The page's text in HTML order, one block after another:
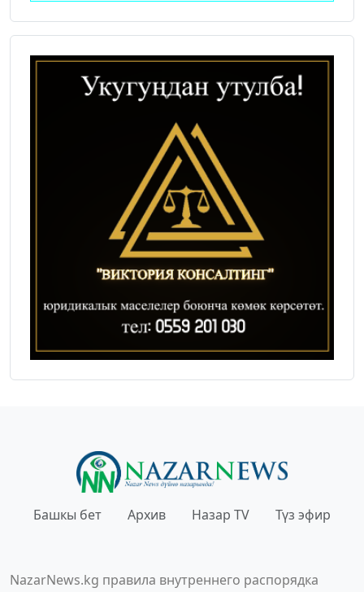
Башкы бет Архив Назар TV Түз эфир
NazarNews.kg правила внутреннего распорядка